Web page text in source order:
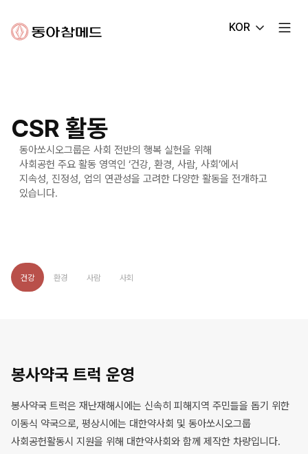
동아참메드 KOR
CSR 활동
동아쏘시오그룹은 사회 전반의 행복 실현을 위해
사회공헌 주요 활동 영역인 ‘건강, 환경, 사람, 사회’에서
지속성, 진정성, 업의 연관성을 고려한 다양한 활동을 전개하고
있습니다.
건강 환경 사람 사회
봉사약국 트럭 운영
봉사약국 트럭은 재난재해시에는 신속히 피해지역 주민들을 돕기 위한
이동식 약국으로, 평상시에는 대한약사회 및 동아쏘시오그룹
사회공헌활동시 지원을 위해 대한약사회와 함께 제작한 차량입니다.